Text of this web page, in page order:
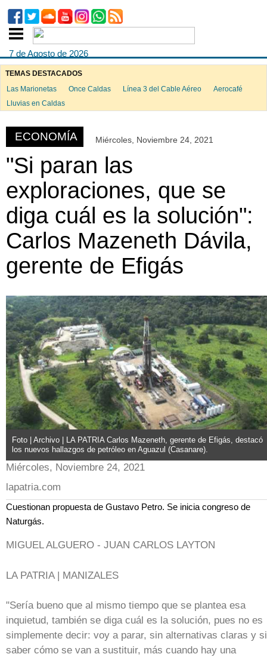
7 de Agosto de 2026
TEMAS DESTACADOS
Las Marionetas
Once Caldas Línea 3 del Cable Aéreo
Aerocafé
Lluvias en Caldas
ECONOMÍA Miércoles, Noviembre 24, 2021
"Si paran las
exploraciones, que se
diga cuál es la solución":
Carlos Mazeneth Dávila,
gerente de Efigás
Foto | Archivo | LA PATRIA Carlos Mazeneth, gerente de Efigás, destacó
los nuevos hallazgos de petróleo en Aguazul (Casanare).
Miércoles, Noviembre 24, 2021
lapatria.com
Cuestionan propuesta de Gustavo Petro. Se inicia congreso de
Naturgás.
MIGUEL ALGUERO - JUAN CARLOS LAYTON
LA PATRIA | MANIZALES
"Sería bueno que al mismo tiempo que se plantea esa
inquietud, también se diga cuál es la solución, pues no es
simplemente decir: voy a parar, sin alternativas claras y
saber cómo se van a sustituir, más cuando hay una